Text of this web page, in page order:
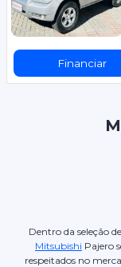
Financiar
Dentro da seleção
Mitsubishi Pajero
respeitados no